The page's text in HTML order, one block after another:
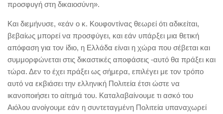
προσφυγή στη δικαιοσύνη».
Και διεμήνυσε, «εάν ο κ. Κουφοντίνας θεωρεί ότι αδικείται,
βεβαίως μπορεί να προσφύγει, και εάν υπάρξει μια θετική
απόφαση για τον ίδιο, η Ελλάδα είναι η χώρα που σέβεται και
συμμορφώνεται στις δικαστικές αποφάσεις -αυτό θα πράξει και
τώρα. Δεν το έχει πράξει ως σήμερα, επιλέγει με τον τρόπο
αυτό να εκβιάσει την ελληνική Πολιτεία έτσι ώστε να
ικανοποιήσει το αίτημά του. Καταλαβαίνουμε τι ασκό του
Αιόλου ανοίγουμε εάν η συντεταγμένη Πολιτεία υπαναχωρεί